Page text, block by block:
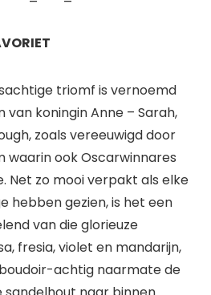
triomf is vernoemd
koningin Anne – Sarah,
zoals vereeuwigd door
waarin ook Oscarwinnares
Net zo mooi verpakt als elke
hebben gezien, is het een
van die glorieuze
fresia, violet en mandarijn,
achtig naarmate de